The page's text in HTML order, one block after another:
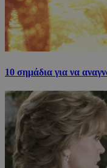
10 σημάδια για να